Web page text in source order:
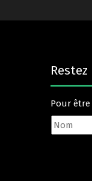
Pour